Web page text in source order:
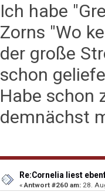
Ich habe
Zorns "Wo
der große
schon
Habe schon
demnächst
Re:Cornelia liest
«Antwort #260 am: 28.